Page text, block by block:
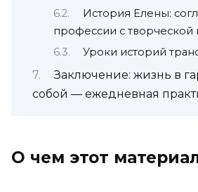
История Елены:
профессии с
Уроки историй
Заключение: жизнь в
собой — ежедневная
О чем этот